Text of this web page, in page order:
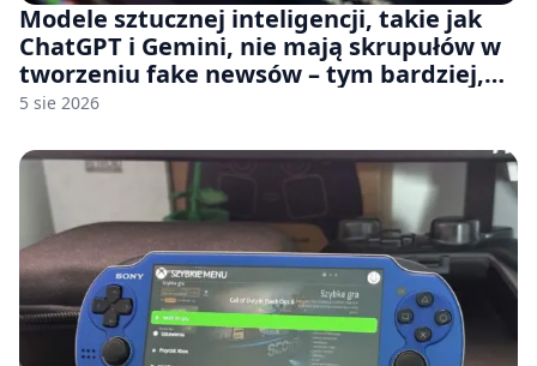
Modele sztucznej inteligencji, takie jak
ChatGPT i Gemini, nie mają skrupułów w
tworzeniu fake newsów – tym bardziej,
jeśli rozmawiasz z nimi po polsku
5 sie 2026